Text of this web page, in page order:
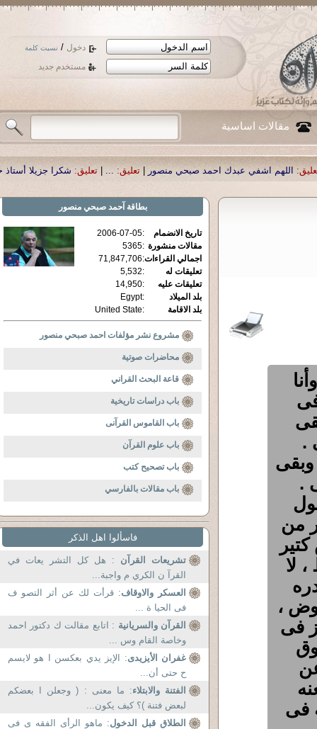
دخول / نسيت كلمة
مستخدم جديد
مقالات اساسية
احمد صبحي منصور|تعليق: ...
|تعليق: شكرا جزيلا أستاذ حمد الحمد .أكرمكم
.
.
من
لا
،
فى
فى
بطاقة آحمد صبحي منصور
تاريخ الانضمام :
2006-07-05
مقالات منشورة :
5365
اجمالي القراءات:
71,847,706
تعليقات له
:
5,532
تعليقات عليه
:
14,950
بلد الميلاد
:
Egypt
بلد الاقامة
:
United State
مشروع نشر مؤلفات احمد صبحي منصور
محاضرات صوتية
قاعة البحث القراني
باب دراسات تاريخية
باب القاموس القرآنى
باب علوم القرآن
باب تصحيح كتب
باب مقالات بالفارسي
فاسألوا اهل الذكر
تشريعات القرآن : هل كل التشر يعات في
القرآ ن الكري م واجبة...
العسكر والاوقاف: قرأت لك عن أثر التصو ف
فى الحيا ة ...
القرآن والسريانية : اتابع مقالت ك دكتور احمد
وخاصة القام وس ...
غفران الأيزيدى: الإيز يدي بعكسن ا هو لايسم
ح حتى أن...
الفتنة والابتلاء: ما معنى : ( وجعلن ا بعضكم
لبعض فتنة )؟ كيف يكون...
الطلاق قبل الدخول: ماهو الرأى الفقه ى فى